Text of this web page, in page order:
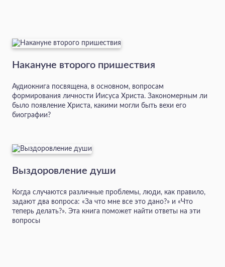
Накануне второго пришествия
Аудиокнига посвящена, в основном, вопросам
формирования личности Иисуса Христа. Закономерным ли
было появление Христа, какими могли быть вехи его
биографии?
Выздоровление души
Когда случаются различные проблемы, люди, как правило,
задают два вопроса: «За что мне все это дано?» и «Что
теперь делать?». Эта книга поможет найти ответы на эти
вопросы